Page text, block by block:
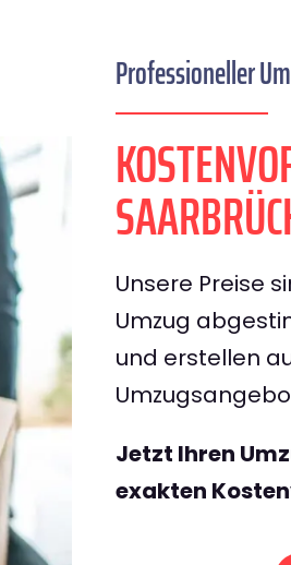
Professioneller
Unsere Preise
Umzug
und erstellen
Jetzt Ihren
exakten